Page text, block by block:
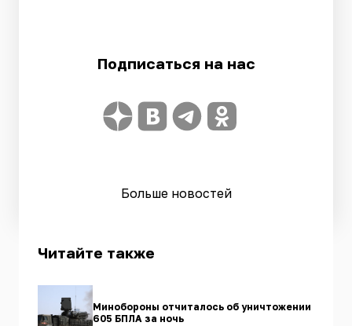
Подписаться на нас
Больше новостей
Читайте также
Минобороны отчиталось об уничтожении
605 БПЛА за ночь